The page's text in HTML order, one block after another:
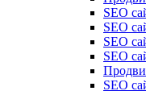
SEO
SEO
SEO
SEO
SEO